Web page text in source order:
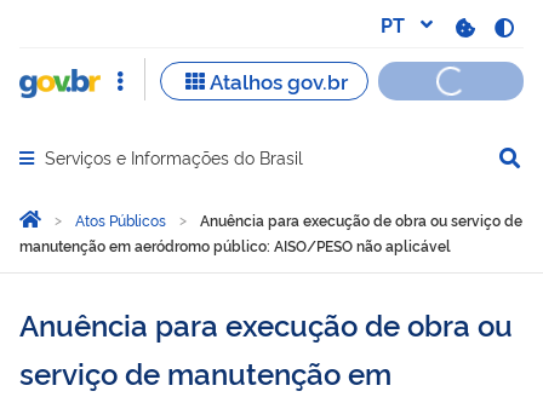
Abrir menu principal de navegação
Serviços e Informações do Brasil
Você está aqui:
Página Inicial
Atos Públicos
Anuência para execução de obra ou serviço de
manutenção em aeródromo público: AISO/PESO não aplicável
Anuência para execução de obra ou
serviço de manutenção em